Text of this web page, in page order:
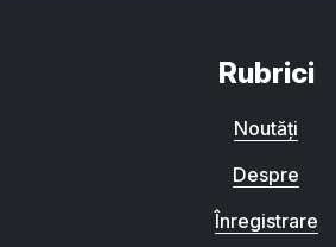
Rubrici
Noutăți
Despre
Înregistrare